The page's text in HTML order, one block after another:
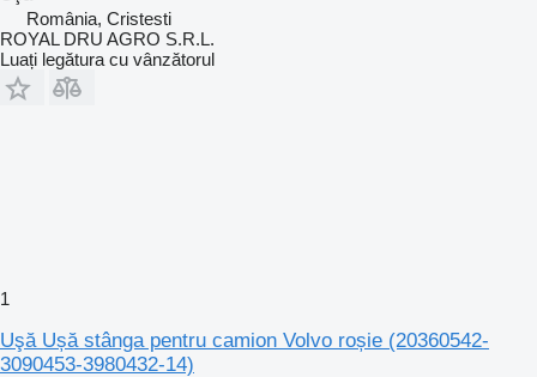
România, Cristesti
ROYAL DRU AGRO S.R.L.
Luați legătura cu vânzătorul
1
Uşă Ușă stânga pentru camion Volvo roșie (20360542-
3090453-3980432-14)